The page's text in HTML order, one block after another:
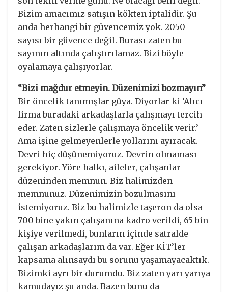
Bizim amacımız satışın kökten iptalidir. Şu
anda herhangi bir güvencemiz yok. 2050
sayısı bir güvence değil. Burası zaten bu
sayının altında çalıştırılamaz. Bizi böyle
oyalamaya çalışıyorlar.
“Bizi mağdur etmeyin. Düzenimizi bozmayın”
Bir öncelik tanımışlar güya. Diyorlar ki ‘Alıcı
firma buradaki arkadaşlarla çalışmayı tercih
eder. Zaten sizlerle çalışmaya öncelik verir.’
Ama işine gelmeyenlerle yollarını ayıracak.
Devri hiç düşünemiyoruz. Devrin olmaması
gerekiyor. Yöre halkı, aileler, çalışanlar
düzeninden memnun. Biz halimizden
memnunuz. Düzenimizin bozulmasını
istemiyoruz. Biz bu halimizle taşeron da olsa
700 bine yakın çalışanına kadro verildi, 65 bin
kişiye verilmedi, bunların içinde satralde
çalışan arkadaşlarım da var. Eğer KİT’ler
kapsama alınsaydı bu sorunu yaşamayacaktık.
Bizimki ayrı bir durumdu. Biz zaten yarı yarıya
kamudayız şu anda. Bazen bunu da